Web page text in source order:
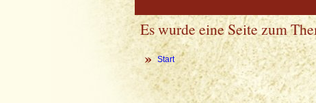
Es wurde eine Seite zum
Start